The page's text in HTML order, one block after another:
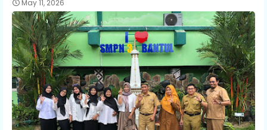
May 11, 2026